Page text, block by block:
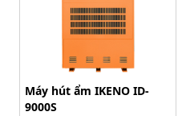
cần chắn từ từ được nâng
cần đã mở hoàn toàn,
khu vực kiểm soát. Trong
có thể tích hợp cảm
chạm.
Máy hút ẩm IKENO ID-
9000S